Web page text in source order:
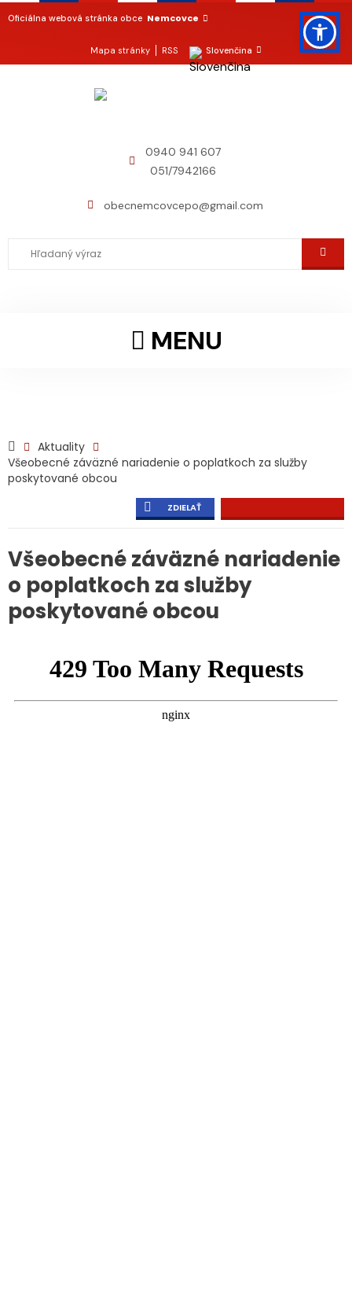
Oficiálna webová stránka obce Nemcovce
Mapa stránky RSS Slovenčina
0940 941 607
051/7942166
obecnemcovcepo@gmail.com
MENU
Aktuality
Všeobecné záväzné nariadenie o poplatkoch za služby
poskytované obcou
ZDIELAŤ
Všeobecné záväzné nariadenie
o poplatkoch za služby
poskytované obcou